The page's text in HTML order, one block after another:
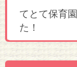
てとて保育
た！